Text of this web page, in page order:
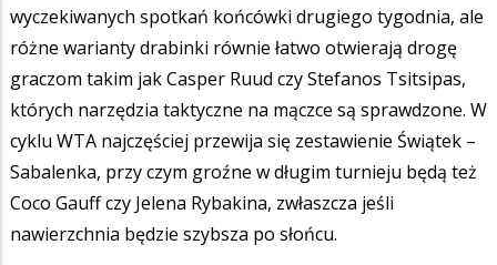
wyczekiwanych spotkań końcówki drugiego tygodnia, ale
różne warianty drabinki równie łatwo otwierają drogę
graczom takim jak Casper Ruud czy Stefanos Tsitsipas,
których narzędzia taktyczne na mączce są sprawdzone. W
cyklu WTA najczęściej przewija się zestawienie Świątek –
Sabalenka, przy czym groźne w długim turnieju będą też
Coco Gauff czy Jelena Rybakina, zwłaszcza jeśli
nawierzchnia będzie szybsza po słońcu.